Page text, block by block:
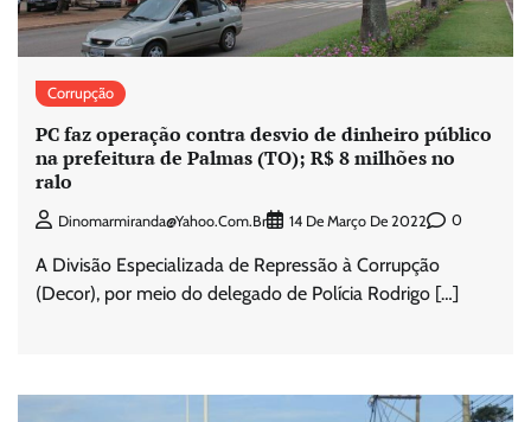
Corrupção
PC faz operação contra desvio de dinheiro público
na prefeitura de Palmas (TO); R$ 8 milhões no
ralo
Dinomarmiranda@yahoo.com.br 14 De Março De 2022 0
A Divisão Especializada de Repressão à Corrupção
(Decor), por meio do delegado de Polícia Rodrigo […]